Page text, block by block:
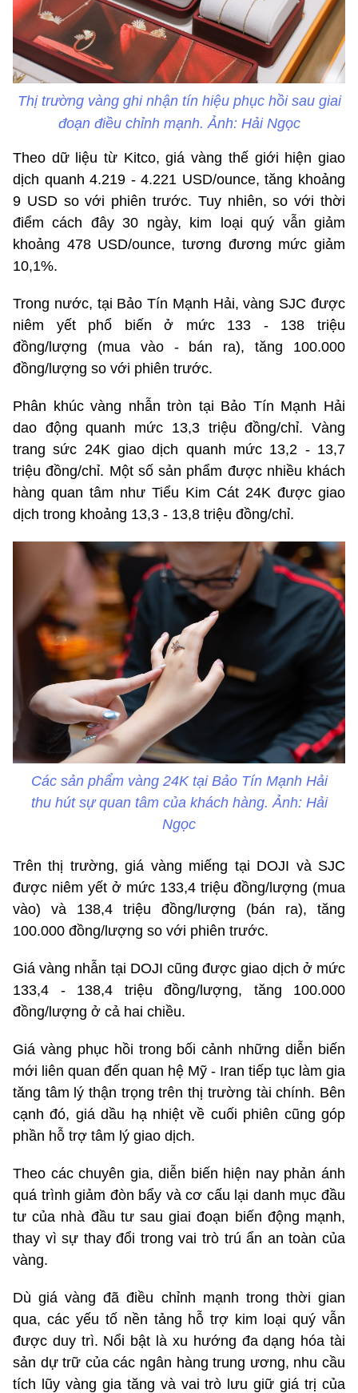
Thị trường vàng ghi nhận tín hiệu phục hồi sau giai
đoạn điều chỉnh mạnh. Ảnh: Hải Ngọc
Theo dữ liệu từ Kitco, giá vàng thế giới hiện giao
dịch quanh 4.219 - 4.221 USD/ounce, tăng khoảng
9 USD so với phiên trước. Tuy nhiên, so với thời
điểm cách đây 30 ngày, kim loại quý vẫn giảm
khoảng 478 USD/ounce, tương đương mức giảm
10,1%.
Trong nước, tại Bảo Tín Mạnh Hải, vàng SJC được
niêm yết phổ biến ở mức 133 - 138 triệu
đồng/lượng (mua vào - bán ra), tăng 100.000
đồng/lượng so với phiên trước.
Phân khúc vàng nhẫn tròn tại Bảo Tín Mạnh Hải
dao động quanh mức 13,3 triệu đồng/chỉ. Vàng
trang sức 24K giao dịch quanh mức 13,2 - 13,7
triệu đồng/chỉ. Một số sản phẩm được nhiều khách
hàng quan tâm như Tiểu Kim Cát 24K được giao
dịch trong khoảng 13,3 - 13,8 triệu đồng/chỉ.
Các sản phẩm vàng 24K tại Bảo Tín Mạnh Hải
thu hút sự quan tâm của khách hàng. Ảnh: Hải
Ngọc
Trên thị trường, giá vàng miếng tại DOJI và SJC
được niêm yết ở mức 133,4 triệu đồng/lượng (mua
vào) và 138,4 triệu đồng/lượng (bán ra), tăng
100.000 đồng/lượng so với phiên trước.
Giá vàng nhẫn tại DOJI cũng được giao dịch ở mức
133,4 - 138,4 triệu đồng/lượng, tăng 100.000
đồng/lượng ở cả hai chiều.
Giá vàng phục hồi trong bối cảnh những diễn biến
mới liên quan đến quan hệ Mỹ - Iran tiếp tục làm gia
tăng tâm lý thận trọng trên thị trường tài chính. Bên
cạnh đó, giá dầu hạ nhiệt về cuối phiên cũng góp
phần hỗ trợ tâm lý giao dịch.
Theo các chuyên gia, diễn biến hiện nay phản ánh
quá trình giảm đòn bẩy và cơ cấu lại danh mục đầu
tư của nhà đầu tư sau giai đoạn biến động mạnh,
thay vì sự thay đổi trong vai trò trú ẩn an toàn của
vàng.
Dù giá vàng đã điều chỉnh mạnh trong thời gian
qua, các yếu tố nền tảng hỗ trợ kim loại quý vẫn
được duy trì. Nổi bật là xu hướng đa dạng hóa tài
sản dự trữ của các ngân hàng trung ương, nhu cầu
tích lũy vàng gia tăng và vai trò lưu giữ giá trị của